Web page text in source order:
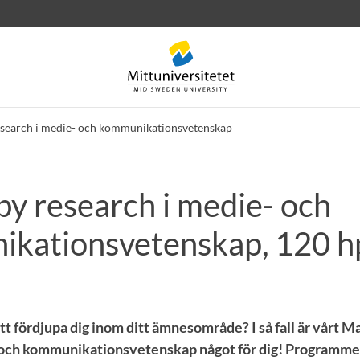
i medie- och kommunikationsvetenskap
PersonalLediga jobb
research i medie- och
120
fördjupa dig inom ditt ämnesområde? I så fall är vårt
kommunikationsvetenskap något för dig!